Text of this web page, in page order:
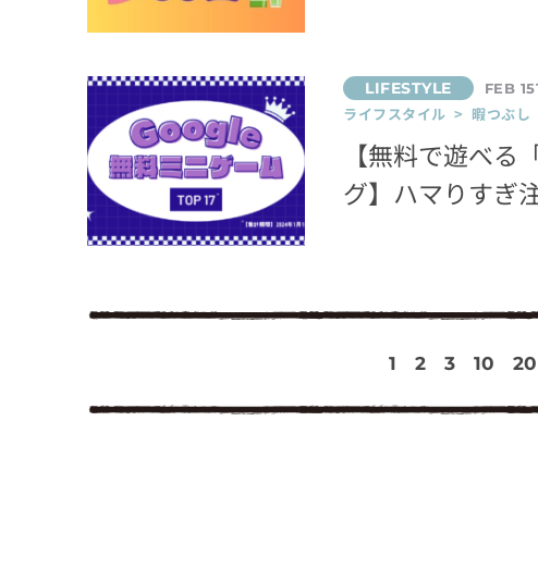
FEB
ライフスタイル > 暇つぶし
【無料で遊べ
グ】ハマりすぎ
1 2 3 10 20